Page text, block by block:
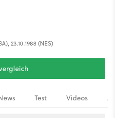
23.10.1988 (NES)
Test Videos